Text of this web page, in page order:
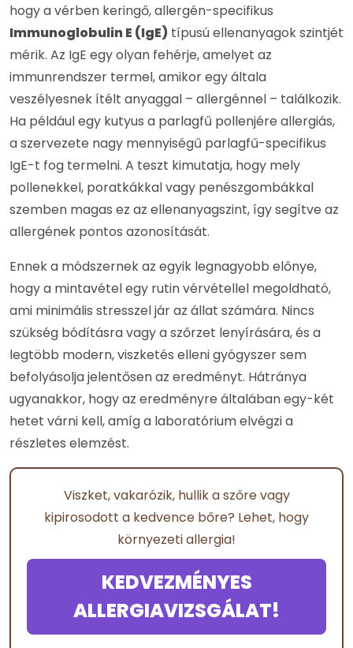
hogy a vérben keringő, allergén-specifikus
Immunoglobulin E (IgE) típusú ellenanyagok szintjét
mérik. Az IgE egy olyan fehérje, amelyet az
immunrendszer termel, amikor egy általa
veszélyesnek ítélt anyaggal – allergénnel – találkozik.
Ha például egy kutyus a parlagfű pollenjére allergiás,
a szervezete nagy mennyiségű parlagfű-specifikus
IgE-t fog termelni. A teszt kimutatja, hogy mely
pollenekkel, poratkákkal vagy penészgombákkal
szemben magas ez az ellenanyagszint, így segítve az
allergének pontos azonosítását.
Ennek a módszernek az egyik legnagyobb előnye,
hogy a mintavétel egy rutin vérvétellel megoldható,
ami minimális stresszel jár az állat számára. Nincs
szükség bódításra vagy a szőrzet lenyírására, és a
legtöbb modern, viszketés elleni gyógyszer sem
befolyásolja jelentősen az eredményt. Hátránya
ugyanakkor, hogy az eredményre általában egy-két
hetet várni kell, amíg a laboratórium elvégzi a
részletes elemzést.
Viszket, vakarózik, hullik a szőre vagy
kipirosodott a kedvence bőre? Lehet, hogy
környezeti allergia!
KEDVEZMÉNYES
ALLERGIAVIZSGÁLAT!